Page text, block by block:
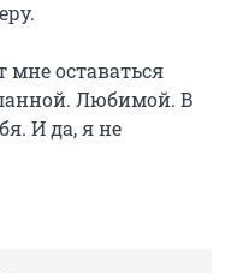
оставаться
Любимой. В
И да, я не